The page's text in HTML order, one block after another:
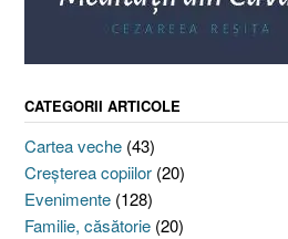
CATEGORII ARTICOLE
Cartea veche (43)
Creşterea copiilor (20)
Evenimente (128)
Familie, căsătorie (20)